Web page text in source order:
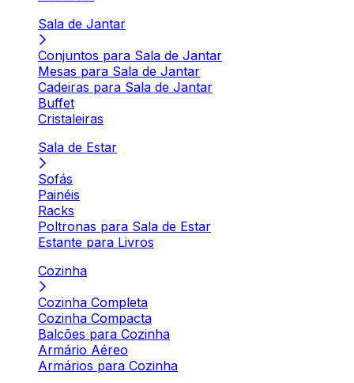
Sala de Jantar
Conjuntos para Sala de Jantar
Mesas para Sala de Jantar
Cadeiras para Sala de Jantar
Buffet
Cristaleiras
Sala de Estar
Sofás
Painéis
Racks
Poltronas para Sala de Estar
Estante para Livros
Cozinha
Cozinha Completa
Cozinha Compacta
Balcões para Cozinha
Armário Aéreo
Armários para Cozinha